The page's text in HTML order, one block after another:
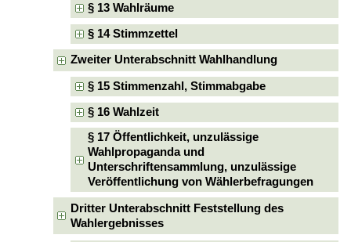
§ 13 Wahlräume
§ 14 Stimmzettel
Zweiter Unterabschnitt Wahlhandlung
§ 15 Stimmenzahl, Stimmabgabe
§ 16 Wahlzeit
§ 17 Öffentlichkeit, unzulässige
Wahlpropaganda und
Unterschriftensammlung, unzulässige
Veröffentlichung von Wählerbefragungen
Dritter Unterabschnitt Feststellung des
Wahlergebnisses